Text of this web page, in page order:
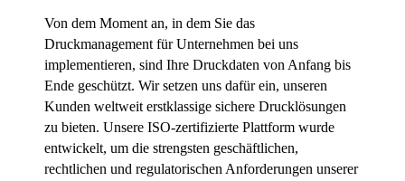
Von dem Moment an, in dem Sie das
Druckmanagement für Unternehmen bei uns
implementieren, sind Ihre Druckdaten von Anfang bis
Ende geschützt. Wir setzen uns dafür ein, unseren
Kunden weltweit erstklassige sichere Drucklösungen
zu bieten. Unsere ISO-zertifizierte Plattform wurde
entwickelt, um die strengsten geschäftlichen,
rechtlichen und regulatorischen Anforderungen unserer